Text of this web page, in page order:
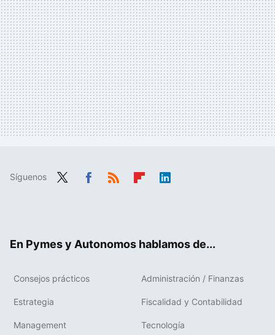
Síguenos
En Pymes y Autonomos hablamos de...
Consejos prácticos Administración / Finanzas
Estrategia Fiscalidad y Contabilidad
Management Tecnología